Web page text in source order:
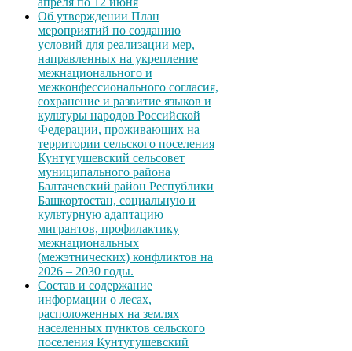
Об утверждении План
мероприятий по созданию
условий для реализации мер,
направленных на укрепление
межнационального и
межконфессионального согласия,
сохранение и развитие языков и
культуры народов Российской
Федерации, проживающих на
территории сельского поселения
Кунтугушевский сельсовет
муниципального района
Балтачевский район Республики
Башкортостан, социальную и
культурную адаптацию
мигрантов, профилактику
межнациональных
(межэтнических) конфликтов на
2026 – 2030 годы.
Состав и содержание
информации о лесах,
расположенных на землях
населенных пунктов сельского
поселения Кунтугушевский